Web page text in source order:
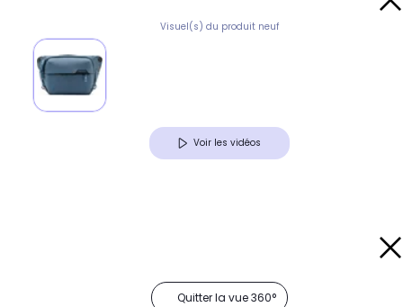
Visuel(s) du produit neuf
Voir les vidéos
Quitter la vue 360°